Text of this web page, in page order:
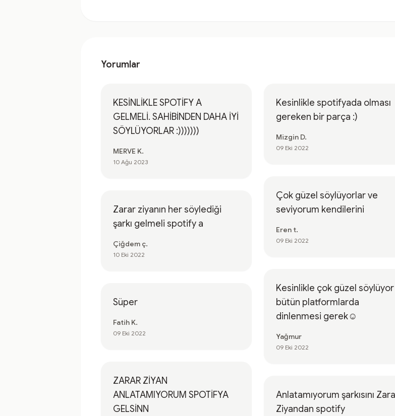
Yorumlar
KESİNLİKLE SPOTİFY A
GELMELİ. SAHİBİNDEN DAHA İYİ
SÖYLÜYORLAR :)))))))
MERVE K.
10 Ağu 2023
Zarar ziyanın her söylediği
şarkı gelmeli spotify a
Çiğdem ç.
10 Eki 2022
Süper
Fatih K.
09 Eki 2022
ZARAR ZİYAN
ANLATAMIYORUM SPOTİFYA
GELSİNN
Kesinlikle spotifyada olması
gereken bir parça :)
Mizgin D.
09 Eki 2022
Çok güzel söylüyorlar ve
seviyorum kendilerini
Eren t.
09 Eki 2022
Kesinlikle çok güzel söylüyor
bütün platformlarda
dinlenmesi gerek☺️
Yağmur
09 Eki 2022
Anlatamıyorum şarkısını Zarar
Ziyandan spotify